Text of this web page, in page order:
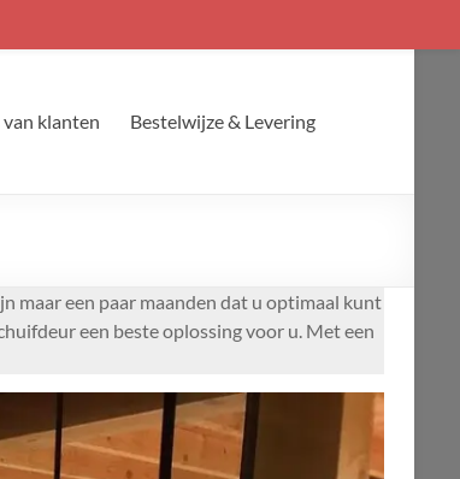
van klanten
Bestelwijze & Levering
maar een paar maanden dat u optimaal kunt
een beste oplossing voor u. Met een